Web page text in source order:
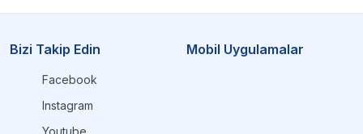
Bizi Takip Edin
Facebook
Instagram
Mobil Uygulamalar